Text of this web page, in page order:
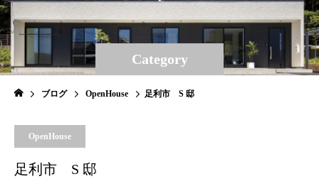
Category
ブログ OpenHouse 足利市 S 邸
OpenHouse
足利市 S 邸